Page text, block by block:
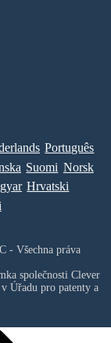
Português
Suomi Norsk
Hrvatski
- Všechna práva
společnosti Clever
Úřadu pro patenty a